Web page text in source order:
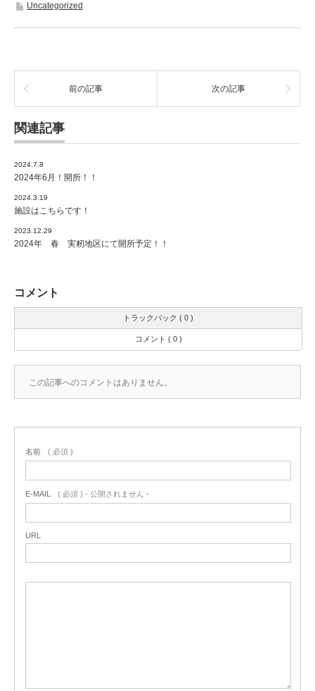
Uncategorized
前の記事 次の記事
関連記事
2024.7.8
2024年6月！開所！！
2024.3.19
施設はこちらです！
2023.12.29
2024年 春 実籾地区にて開所予定！！
コメント
トラックバック ( 0 )
コメント ( 0 )
この記事へのコメントはありません。
名前 ( 必須 )
E-MAIL ( 必須 ) - 公開されません -
URL